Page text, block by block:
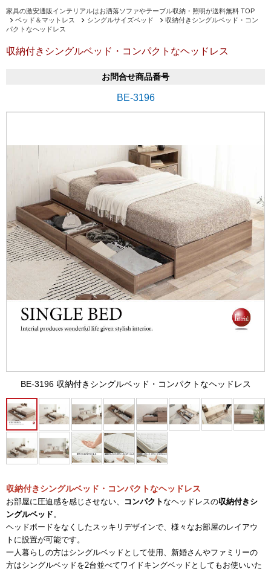
家具の激安通販インテリアルはお洒落ソファやテーブル収納・照明が送料無料 TOP
ベッド＆マットレス
シングルサイズベッド
収納付きシングルベッド・コン
パクトなヘッドレス
収納付きシングルベッド・コンパクトなヘッドレス
お問合せ商品番号
BE-3196
BE-3196 収納付きシングルベッド・コンパクトなヘッドレス
収納付きシングルベッド・コンパクトなヘッドレス
お部屋に圧迫感を感じさせない、 コンパクトなヘッドレスの収納付きシ
ングルベッド 。
ヘッドボードをなくしたスッキリデザインで、様々なお部屋のレイアウ
トに設置が可能です。
一人暮らしの方はシングルベッドとして使用、新婚さんやファミリーの
方はシングルベッドを2台並べてワイドキングベッドとしてもお使いいた